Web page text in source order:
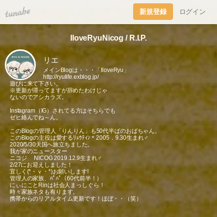
tuna.be 新規登録 ログイン
IloveRyuNicog / R.I.P.
リエ
メインBlogは・・・「IloveRyu」
http://ryulife.exblog.jp/
遊びに来て下さい。
※更新が滞ってますが辞めたわけじゃ
ないのでアシカラズ。
Instagram（IG）されてる方はそちらでも
ゼヒ絡んでね～ん。
このBlogの管理人「りんりん」も50代半ばのおばちゃん。
このBlogの主役は愛するﾘｭｳﾃｨﾝ＊2005．9.30生まれ♂
2020/5/30天国へ旅立ちました。
我が家のニュースター
ニコジ NICOG 2019.12.9生まれ♂
2/27にお迎えしました！
宜しく(*・ｖ・*)お願いします!
管理人の家族、ﾊﾟﾊﾟ（60代前半！）
にぃにことRinは社会人まっしぐら！
時々家族ネタも有ります。
携帯からのリアルタイム更新です！ほぼ・・（笑）